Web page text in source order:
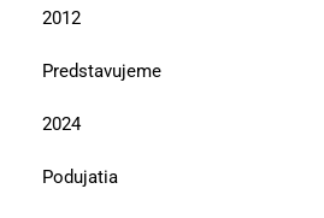
2012
Predstavujeme
2024
Podujatia